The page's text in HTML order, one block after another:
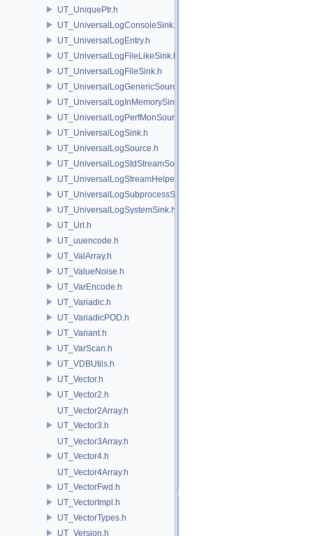
UT_UniquePtr.h
UT_UniversalLogConsoleSink.h
UT_UniversalLogEntry.h
UT_UniversalLogFileLikeSink.h
UT_UniversalLogFileSink.h
UT_UniversalLogGenericSource.h
UT_UniversalLogInMemorySink.h
UT_UniversalLogPerfMonSource.h
UT_UniversalLogSink.h
UT_UniversalLogSource.h
UT_UniversalLogStdStreamSource.h
UT_UniversalLogStreamHelper.h
UT_UniversalLogSubprocessSource.h
UT_UniversalLogSystemSink.h
UT_Url.h
UT_uuencode.h
UT_ValArray.h
UT_ValueNoise.h
UT_VarEncode.h
UT_Variadic.h
UT_VariadicPOD.h
UT_Variant.h
UT_VarScan.h
UT_VDBUtils.h
UT_Vector.h
UT_Vector2.h
UT_Vector2Array.h
UT_Vector3.h
UT_Vector3Array.h
UT_Vector4.h
UT_Vector4Array.h
UT_VectorFwd.h
UT_VectorImpl.h
UT_VectorTypes.h
UT_Version.h